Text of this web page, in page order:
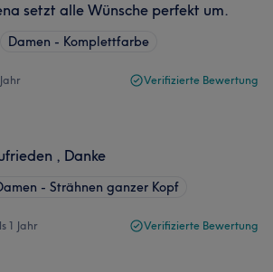
setzt alle Wünsche perfekt um.
Damen - Komplettfarbe
Verifizierte Bewertung
, Danke
- Strähnen ganzer Kopf
1 Jahr Verifizierte Bewertung